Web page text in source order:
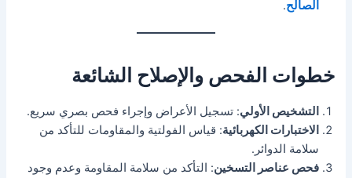
الصالح.
خطوات الفحص والإصلاح الشائعة
التشخيص الأولي: تسجيل الأعراض وإجراء فحص بصري سريع.
الاختبارات الكهربائية: قياس الفولتية والمقاومات للتأكد من
سلامة الدوائر.
فحص عناصر التسخين: التأكد من سلامة المقاومة وعدم وجود